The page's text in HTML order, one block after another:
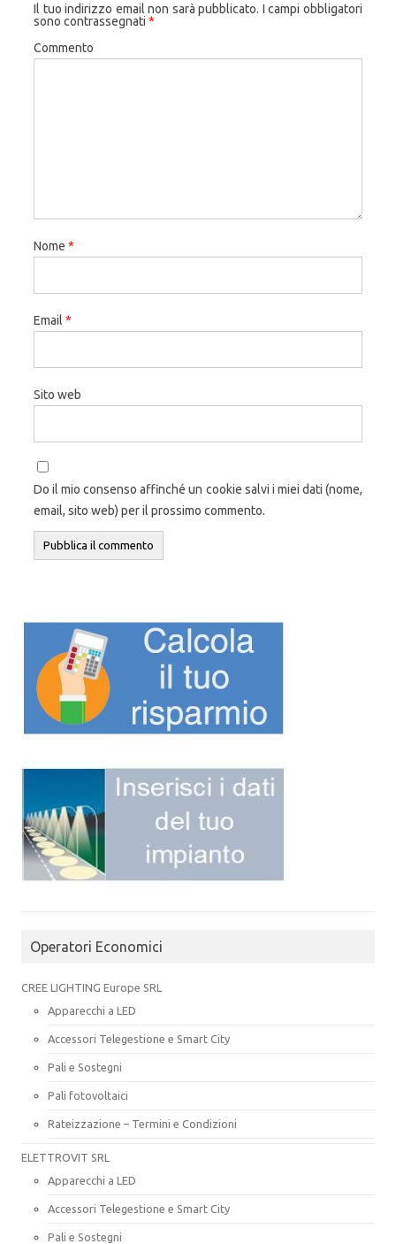
Il tuo indirizzo email non sarà pubblicato. I campi obbligatori
sono contrassegnati *
Commento
Nome *
Email *
Sito web
Do il mio consenso affinché un cookie salvi i miei dati (nome,
email, sito web) per il prossimo commento.
Operatori Economici
CREE LIGHTING Europe SRL
Apparecchi a LED
Accessori Telegestione e Smart City
Pali e Sostegni
Pali fotovoltaici
Rateizzazione – Termini e Condizioni
ELETTROVIT SRL
Apparecchi a LED
Accessori Telegestione e Smart City
Pali e Sostegni